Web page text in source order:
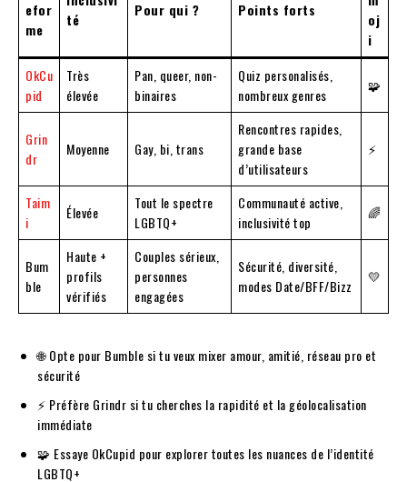
efor
me
té
Pour qui ? Points forts
oj
i
OkCu
pid
Très
élevée
Pan, queer, non-
binaires
Quiz personalisés,
nombreux genres
🧩
Grin
dr
Moyenne Gay, bi, trans
Rencontres rapides,
grande base
d’utilisateurs
⚡
Taim
i
Élevée
Tout le spectre
LGBTQ+
Communauté active,
inclusivité top
🌈
Bum
ble
Haute +
profils
vérifiés
Couples sérieux,
personnes
engagées
Sécurité, diversité,
modes Date/BFF/Bizz
💛
🌐 Opte pour Bumble si tu veux mixer amour, amitié, réseau pro et
sécurité
⚡ Préfère Grindr si tu cherches la rapidité et la géolocalisation
immédiate
🧩 Essaye OkCupid pour explorer toutes les nuances de l’identité
LGBTQ+